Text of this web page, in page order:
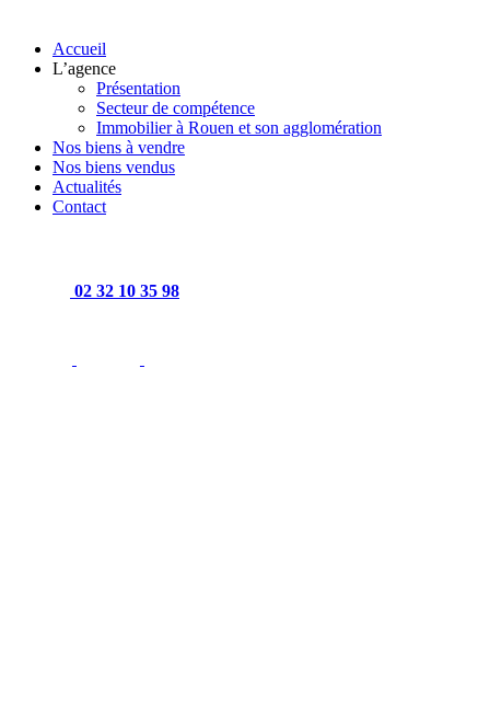
Accueil
L’agence
Présentation
Secteur de compétence
Immobilier à Rouen et son agglomération
Nos biens à vendre
Nos biens vendus
Actualités
Contact
02 32 10 35 98